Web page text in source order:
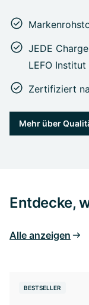
JEDE
LEFO Institut
Zertifiziert
Mehr über
Entdecke,
Alle anzeigen
BESTSELLER